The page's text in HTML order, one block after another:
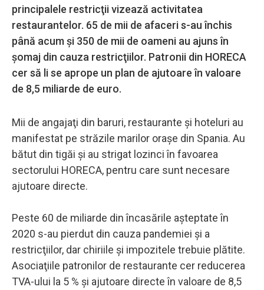
principalele restricţii vizează activitatea
restaurantelor. 65 de mii de afaceri s-au închis
până acum şi 350 de mii de oameni au ajuns în
şomaj din cauza restricţiilor. Patronii din HORECA
cer să li se aprope un plan de ajutoare în valoare
de 8,5 miliarde de euro.
Mii de angajaţi din baruri, restaurante şi hoteluri au
manifestat pe străzile marilor oraşe din Spania. Au
bătut din tigăi şi au strigat lozinci în favoarea
sectorului HORECA, pentru care sunt necesare
ajutoare directe.
Peste 60 de miliarde din încasările aşteptate în
2020 s-au pierdut din cauza pandemiei şi a
restricţiilor, dar chiriile şi impozitele trebuie plătite.
Asociaţiile patronilor de restaurante cer reducerea
TVA-ului la 5 % şi ajutoare directe în valoare de 8,5